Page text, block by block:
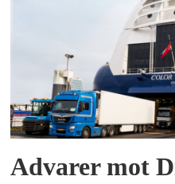
Advarer mot